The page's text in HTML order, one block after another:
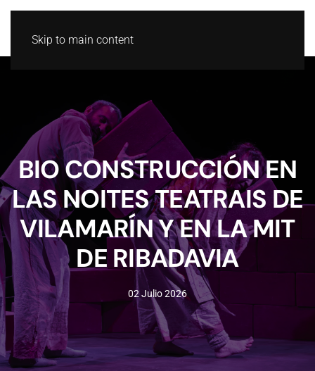
Skip to main content
BIO CONSTRUCCIÓN EN
LAS NOITES TEATRAIS DE
VILAMARÍN Y EN LA MIT
DE RIBADAVIA
02 Julio 2026